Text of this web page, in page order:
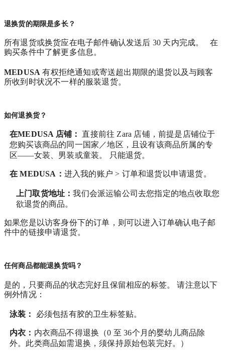
退换货的期限是多长？
所有退货或换货应在电子邮件确认发送后 30 天内完成。 在
购买条件中了解更多信息。
MEDUSA有权拒绝通知或寄送超出期限的退货以及与顾客
所收到时状况不一样的服装退货。
如何退换货？
在MEDUSA 店铺：直接前往 Zara 店铺，前提是店铺位于
您购买该商品的同一国家／地区，且设有该商品所属的专
区——女装、男装或童装。 只能退货。
在MEDUSA ： 进入我的账户 > 订单和退货 以申请退货。
上门取货地址：我们会派运输公司去您指定的地点收取您
欲退货的商品。
如果您是以访客身份下的订单，则可以进入订单确认电子邮
件中的链接申请退货。
任何商品都能退换货吗？
是的，只要商品的状态完好且保留相应的标签。 请注意以下
例外情况：
泳装： 必须包括有胶的卫生标签贴。
内衣： 内衣商品不得退换（0 至 36个月的婴幼儿商品除
外。此类商品如需退换，须保持原始包装完好。）